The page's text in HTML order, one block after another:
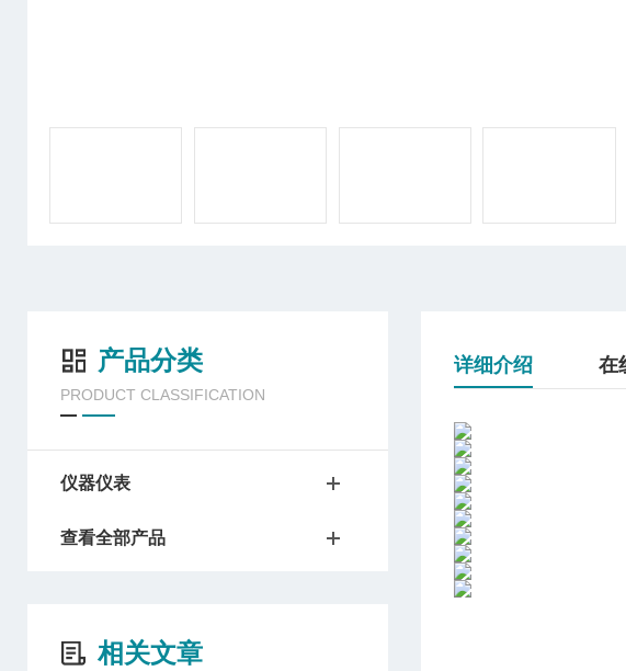
产品分类
PRODUCT CLASSIFICATION
仪器仪表
查看全部产品
相关文章
详细介绍 在